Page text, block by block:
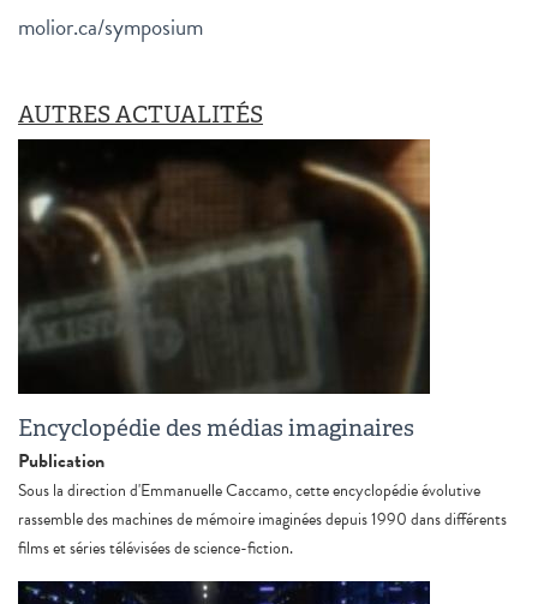
molior.ca/symposium
AUTRES ACTUALITÉS
Encyclopédie des médias imaginaires
Publication
Sous la direction d'Emmanuelle Caccamo, cette encyclopédie évolutive
rassemble des machines de mémoire imaginées depuis 1990 dans différents
films et séries télévisées de science-fiction.